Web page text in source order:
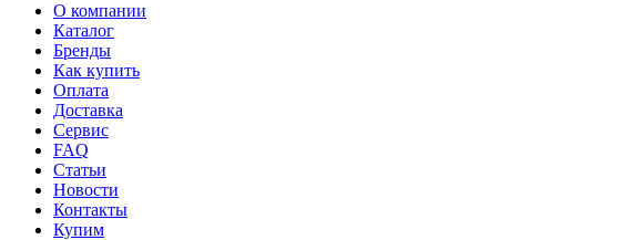
О компании
Каталог
Бренды
Как купить
Оплата
Доставка
Сервис
FAQ
Статьи
Новости
Контакты
Купим